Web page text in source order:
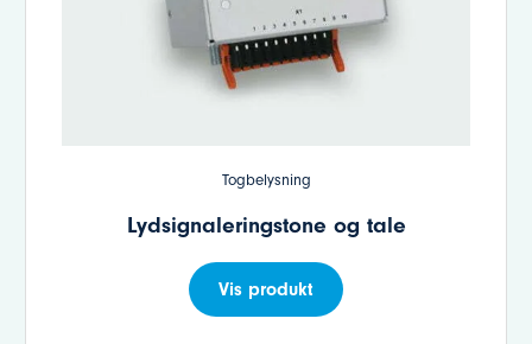
Togbelysning
Lydsignaleringstone og tale
Vis produkt